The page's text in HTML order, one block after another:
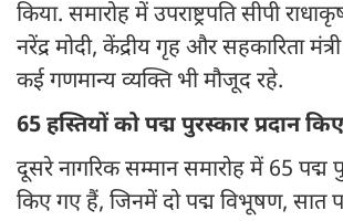
किया. समारोह में उपराष्ट्रपति सीपी
नरेंद्र मोदी, केंद्रीय गृह और सहकारिता
कई गणमान्य व्यक्ति भी मौजूद रहे.
65 हस्तियों को पद्म पुरस्कार प्रदान
दूसरे नागरिक सम्मान समारोह में 65 पद्म
किए गए हैं, जिनमें दो पद्म विभूषण,